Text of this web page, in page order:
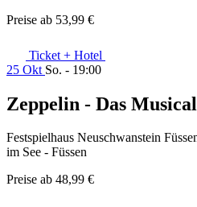
Preise ab 53,99 €
Ticket + Hotel
25 Okt So. - 19:00
Zeppelin - Das Musical
Festspielhaus Neuschwanstein
im See - Füssen
Preise ab 48,99 €